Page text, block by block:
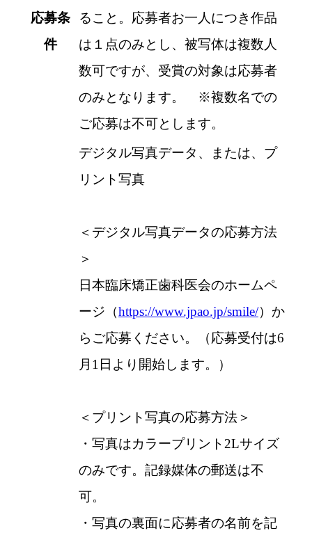
応募条
件
ること。応募者お一人につき作品
は１点のみとし、被写体は複数人
数可ですが、受賞の対象は応募者
のみとなります。 ※複数名での
ご応募は不可とします。
デジタル写真データ、または、プ
リント写真
＜デジタル写真データの応募方法
＞
日本臨床矯正歯科医会のホームペ
ージ（https://www.jpao.jp/smile/）か
らご応募ください。（応募受付は6
月1日より開始します。）
＜プリント写真の応募方法＞
・写真はカラープリント2Lサイズ
のみです。記録媒体の郵送は不
可。
・写真の裏面に応募者の名前を記